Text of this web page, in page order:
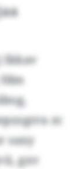
Ikkav
zc
saxy
gxv